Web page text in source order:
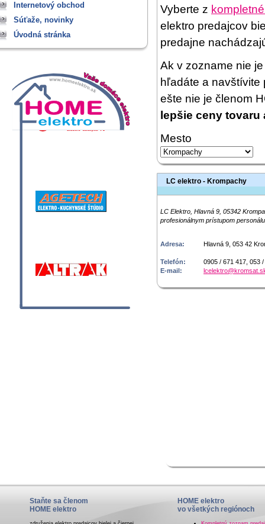
Internetový obchod
Súťaže, novinky
Úvodná stránka
Vyberte z
elektro predajcov
predajne
Ak v zozname nie
hľadáte a navštívite
ešte nie je členom
lepšie ceny
Mesto
LC elektro - Krompachy
LC Elektro, Hlavná 9, 05342
profesionálnym prístupom
Adresa: Hlavná 9, 053 42
Telefón:
0905 / 671 417, 053
E-mail:
Staňte sa členom
HOME elektro
HOME elektro
vo všetkých regiónoch